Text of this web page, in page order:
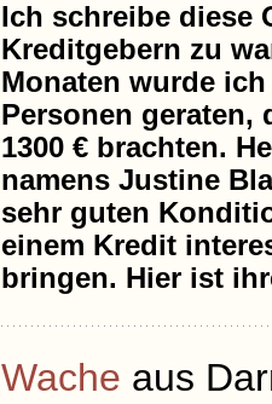
Ich schreibe diese
Kreditgebern zu
Monaten wurde
Personen geraten,
1300 € brachten.
namens Justine
sehr guten
einem Kredit
bringen. Hier ist
Wache aus